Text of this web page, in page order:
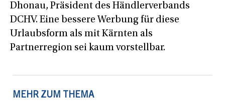
Dhonau, Präsident des Händlerverbands
DCHV. Eine bessere Werbung für diese
Urlaubsform als mit Kärnten als
Partnerregion sei kaum vorstellbar.
MEHR ZUM THEMA